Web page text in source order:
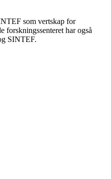
som vertskap for
forskningssenteret har også
SINTEF.